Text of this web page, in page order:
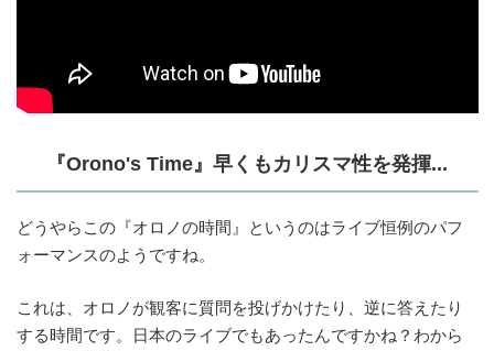
『Orono's Time』早くもカリスマ性を発揮...
どうやらこの『オロノの時間』というのはライブ恒例のパフ
ォーマンスのようですね。
これは、オロノが観客に質問を投げかけたり、逆に答えたり
する時間です。日本のライブでもあったんですかね？わから